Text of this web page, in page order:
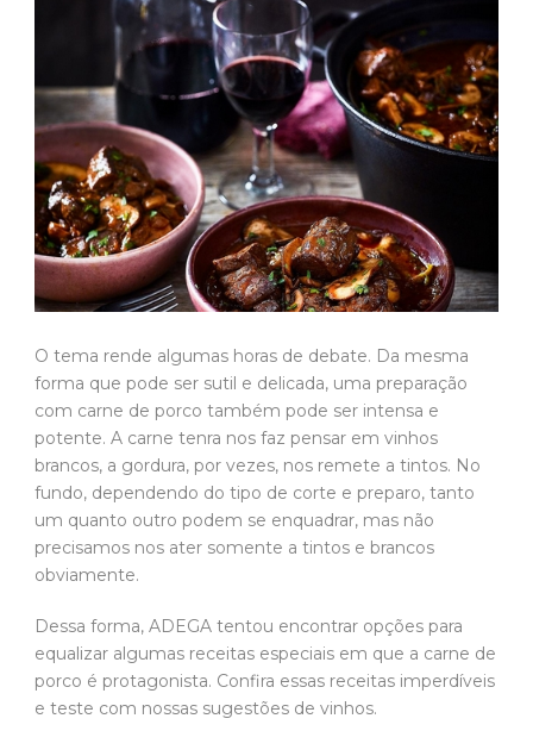
O tema rende algumas horas de debate. Da mesma
forma que pode ser sutil e delicada, uma preparação
com carne de porco também pode ser intensa e
potente. A carne tenra nos faz pensar em vinhos
brancos, a gordura, por vezes, nos remete a tintos. No
fundo, dependendo do tipo de corte e preparo, tanto
um quanto outro podem se enquadrar, mas não
precisamos nos ater somente a tintos e brancos
obviamente.
Dessa forma, ADEGA tentou encontrar opções para
equalizar algumas receitas especiais em que a carne de
porco é protagonista. Confira essas receitas imperdíveis
e teste com nossas sugestões de vinhos.